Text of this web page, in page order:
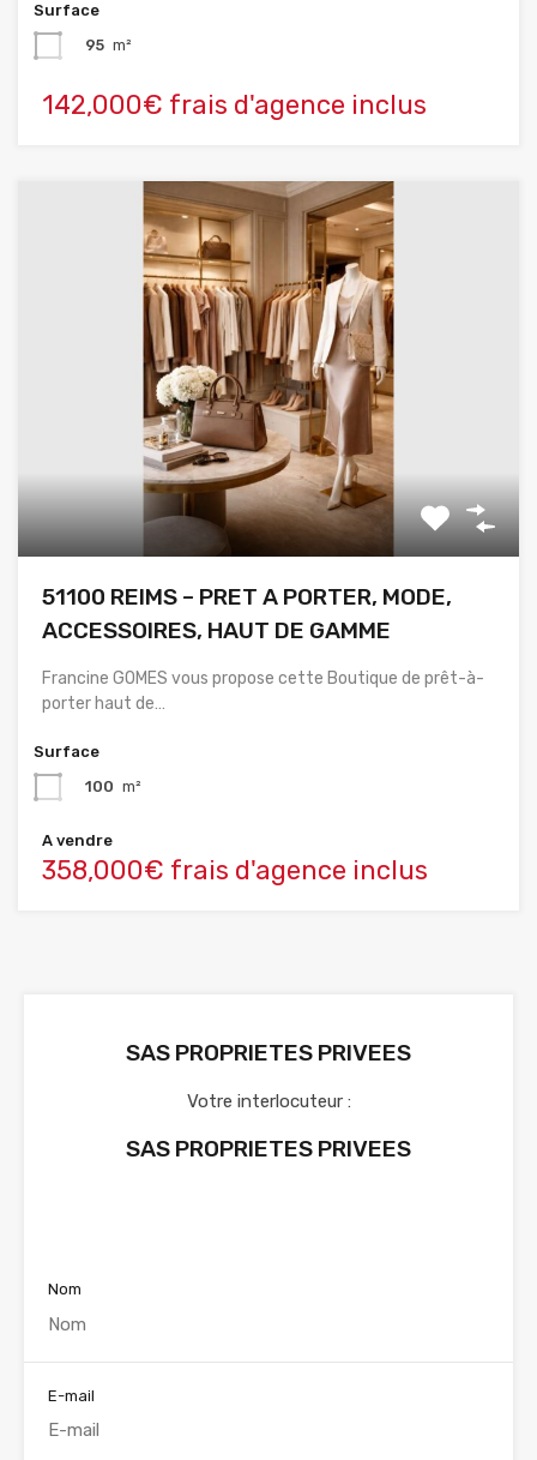
Surface
95 m²
142,000€ frais d'agence inclus
51100 REIMS – PRET A PORTER, MODE,
ACCESSOIRES, HAUT DE GAMME
Francine GOMES vous propose cette Boutique de prêt-à-
porter haut de…
Surface
100 m²
A vendre
358,000€ frais d'agence inclus
SAS PROPRIETES PRIVEES
Votre interlocuteur :
SAS PROPRIETES PRIVEES
Nom
E-mail